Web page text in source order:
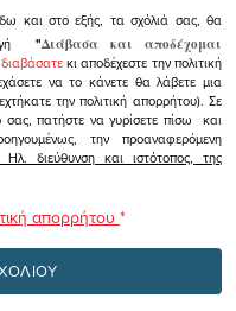
και στο εξής, τα σχόλιά σας, θα
"Διάβασα και αποδέχομαι
κι αποδέχεστε την πολιτική
να το κάνετε θα λάβετε μια
την πολιτική απορρήτου). Σε
σας, πατήστε να γυρίσετε πίσω και
την προαναφερόμενη
διεύθυνση και ιστότοπος, της
απορρήτου *